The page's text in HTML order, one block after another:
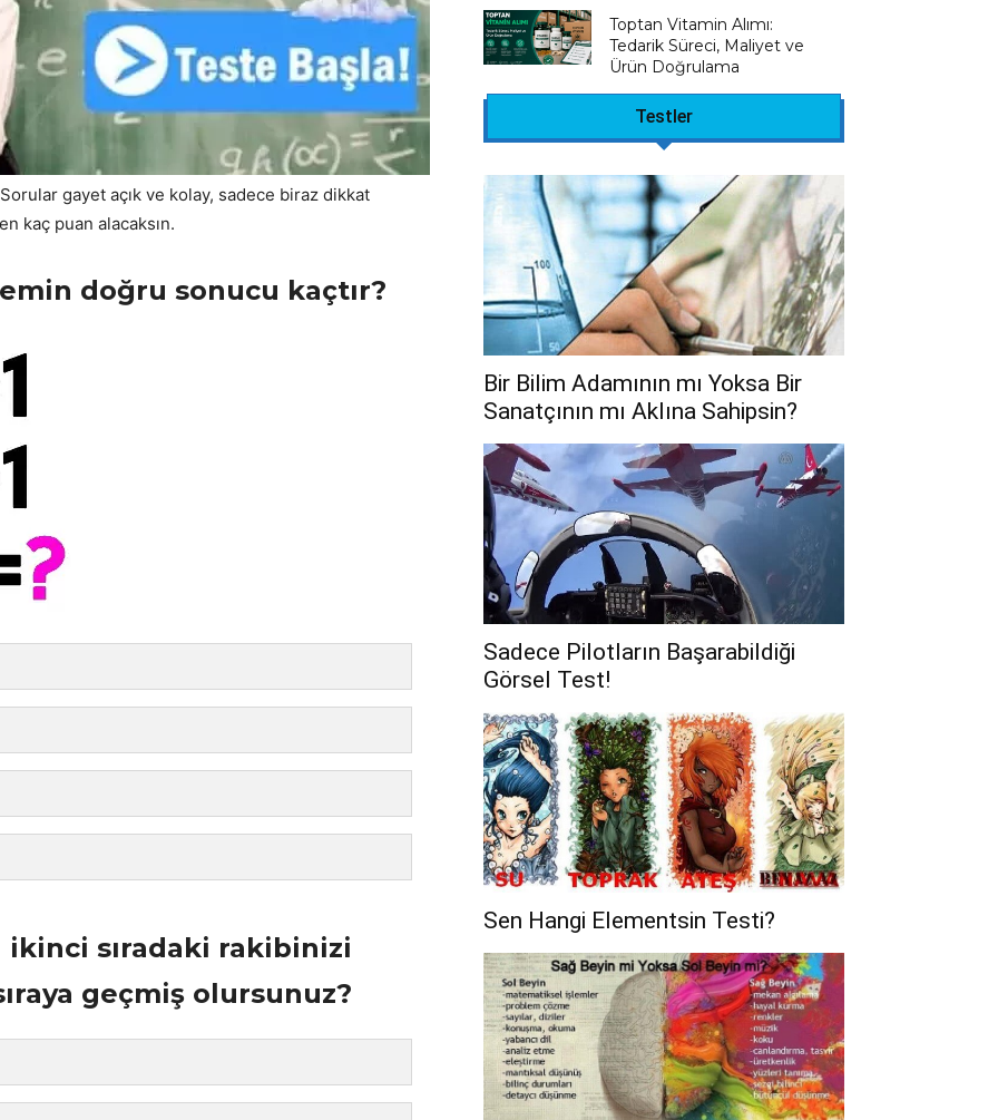
gayet açık ve kolay, sadece biraz dikkat
kaç puan alacaksın.
doğru sonucu kaçtır?
ikinci sıradaki rakibinizi
geçmiş olursunuz?
Toptan Vitamin Alımı:
Tedarik Süreci, Maliyet ve
Ürün Doğrulama
Testler
Bir Bilim Adamının mı Yoksa Bir
Sanatçının mı Aklına Sahipsin?
Sadece Pilotların Başarabildiği
Görsel Test!
Sen Hangi Elementsin Testi?